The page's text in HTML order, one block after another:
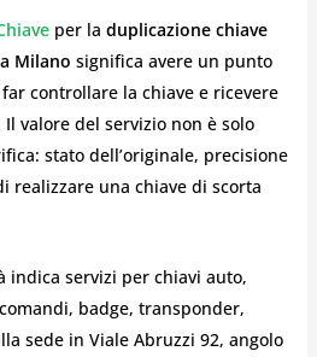
per la duplicazione chiave
Milano significa avere un punto
controllare la chiave e ricevere
valore del servizio non è solo
stato dell’originale, precisione
realizzare una chiave di scorta
indica servizi per chiavi auto,
badge, transponder,
sede in Viale Abruzzi 92, angolo